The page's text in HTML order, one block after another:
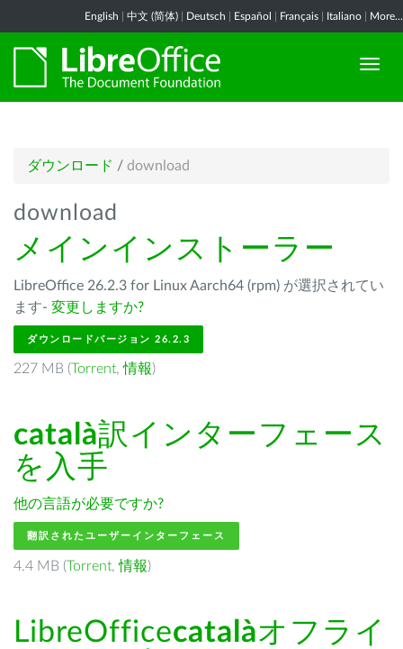
English 中文 (简体) Deutsch Español Français Italiano More...
ダウンロード / download
download
メインインストーラー
LibreOffice 26.2.3 for Linux Aarch64 (rpm) が選択されてい
ます- 変更しますか?
ダウンロードバージョン 26.2.3
227 MB (Torrent,情報)
català訳インターフェース
を入手
他の言語が必要ですか?
翻訳されたユーザーインターフェース
4.4 MB (Torrent,情報)
LibreOfficecatalàオフライ